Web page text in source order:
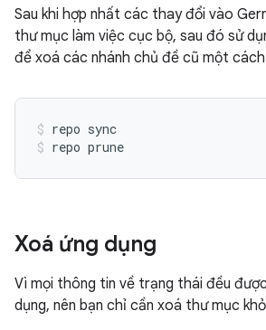
Sau khi hợp nhất các thay đổi vào
thư mục làm việc cục bộ, sau đó sử
để xoá các nhánh chủ đề cũ một
repo sync
repo prune
Xoá ứng dụng
Vì mọi thông tin về trạng thái đều
dụng, nên bạn chỉ cần xoá thư mục